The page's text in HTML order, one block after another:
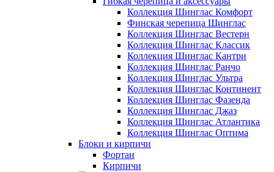
Коллекция Шинглас Комфорт
Финская черепица Шинглас
Коллекция Шинглас Вестерн
Коллекция Шинглас Классик
Коллекция Шинглас Кантри
Коллекция Шинглас Ранчо
Коллекция Шинглас Ультра
Коллекция Шинглас Континент
Коллекция Шинглас Фазенда
Коллекция Шинглас Джаз
Коллекция Шинглас Атлантика
Коллекция Шинглас Оптима
Блоки и кирпичи
Фортан
Кирпичи